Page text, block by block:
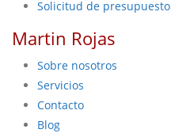
Solicitud de presupuesto
Martin Rojas
Sobre nosotros
Servicios
Contacto
Blog